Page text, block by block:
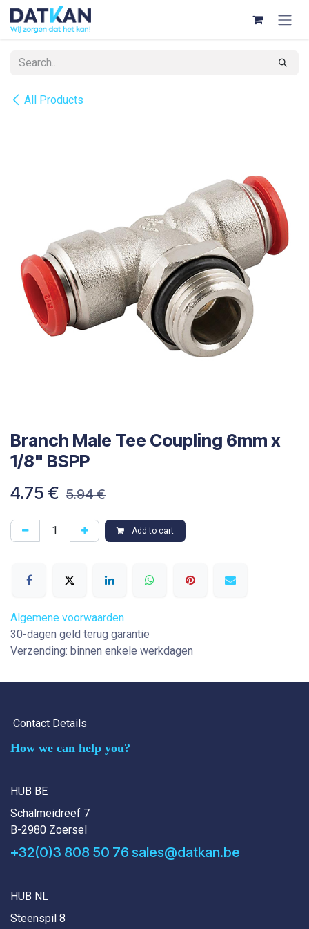
All Products
Branch Male Tee Coupling 6mm x
1/8" BSPP
4.75 € 5.94€
Add to cart
Algemene voorwaarden
30-dagen geld terug garantie
Verzending: binnen enkele werkdagen
Contact Details
How we can help you?
HUB BE
Schalmeidreef 7
B-2980 Zoersel
+32(0)3 808 50 76 sales@datkan.be
HUB NL
Steenspil 8